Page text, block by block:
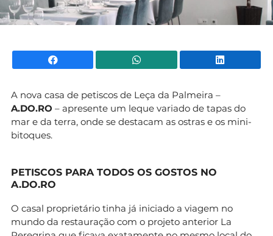
Facebook WhatsApp
A nova casa de petiscos de Leça da Palmeira –
A.DO.RO – apresente um leque variado de tapas do
mar e da terra, onde se destacam as ostras e os mini-
bitoques.
PETISCOS PARA TODOS OS GOSTOS NO
A.DO.RO
O casal proprietário tinha já iniciado a viagem no
mundo da restauração com o projeto anterior La